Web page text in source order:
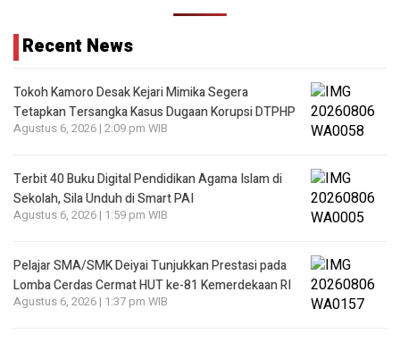
Recent News
Tokoh Kamoro Desak Kejari Mimika Segera
Tetapkan Tersangka Kasus Dugaan Korupsi DTPHP
Agustus 6, 2026 | 2:09 pm WIB
Terbit 40 Buku Digital Pendidikan Agama Islam di
Sekolah, Sila Unduh di Smart PAI
Agustus 6, 2026 | 1:59 pm WIB
Pelajar SMA/SMK Deiyai Tunjukkan Prestasi pada
Lomba Cerdas Cermat HUT ke-81 Kemerdekaan RI
Agustus 6, 2026 | 1:37 pm WIB